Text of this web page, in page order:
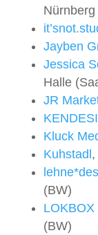
Nürnberg
Jayben
Jessica
Halle
JR
Kluck
Kuhstadl
(BW)
LOKBOX
(BW)